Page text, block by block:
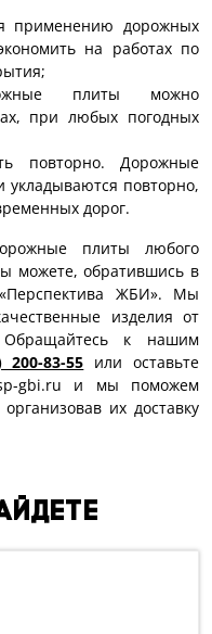
применению дорожных
на работах по
плиты можно
при любых погодных
повторно. Дорожные
укладываются повторно,
дорог.
плиты любого
можете, обратившись в
ЖБИ». Мы
изделия от
Обращайтесь к нашим
200-83-55 или оставьте
gbi.ru и мы поможем
их доставку